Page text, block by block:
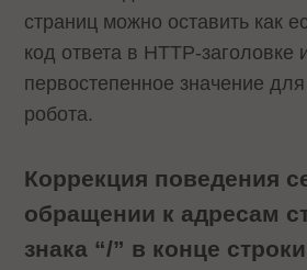
страниц можно оставить как
код ответа в HTTP-заголовке
первостепенное значение для
робота.
Коррекция поведения
обращении к адресам
знака “/” в конце строки